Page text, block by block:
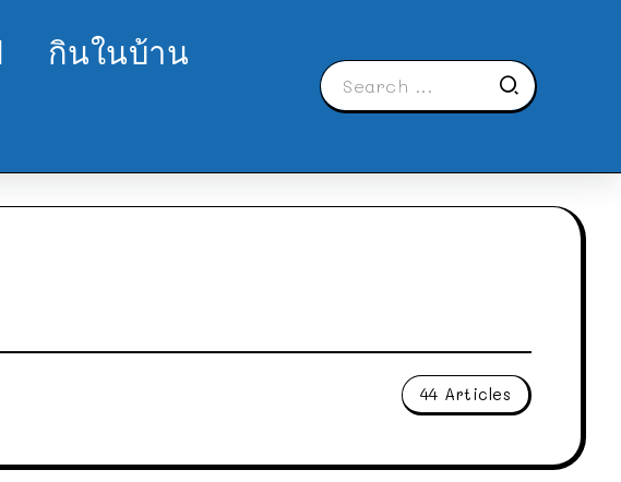
กินในบ้าน
44 Articles